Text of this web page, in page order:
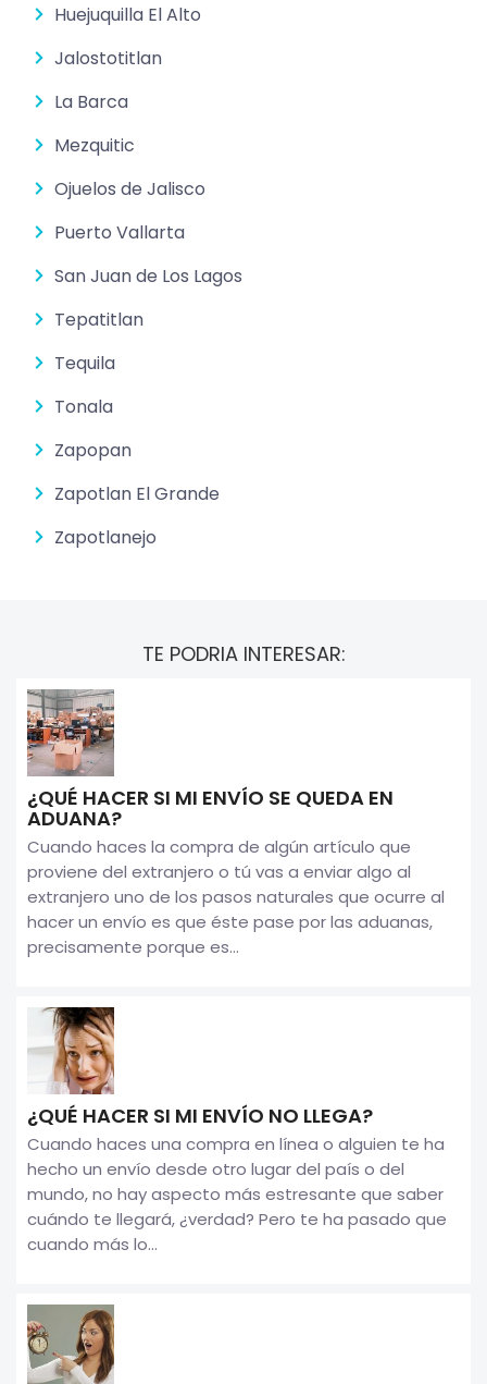
Huejuquilla El Alto
Jalostotitlan
La Barca
Mezquitic
Ojuelos de Jalisco
Puerto Vallarta
San Juan de Los Lagos
Tepatitlan
Tequila
Tonala
Zapopan
Zapotlan El Grande
Zapotlanejo
TE PODRIA INTERESAR:
¿QUÉ HACER SI MI ENVÍO SE QUEDA EN
ADUANA?
Cuando haces la compra de algún artículo que
proviene del extranjero o tú vas a enviar algo al
extranjero uno de los pasos naturales que ocurre al
hacer un envío es que éste pase por las aduanas,
precisamente porque es...
¿QUÉ HACER SI MI ENVÍO NO LLEGA?
Cuando haces una compra en línea o alguien te ha
hecho un envío desde otro lugar del país o del
mundo, no hay aspecto más estresante que saber
cuándo te llegará, ¿verdad? Pero te ha pasado que
cuando más lo...